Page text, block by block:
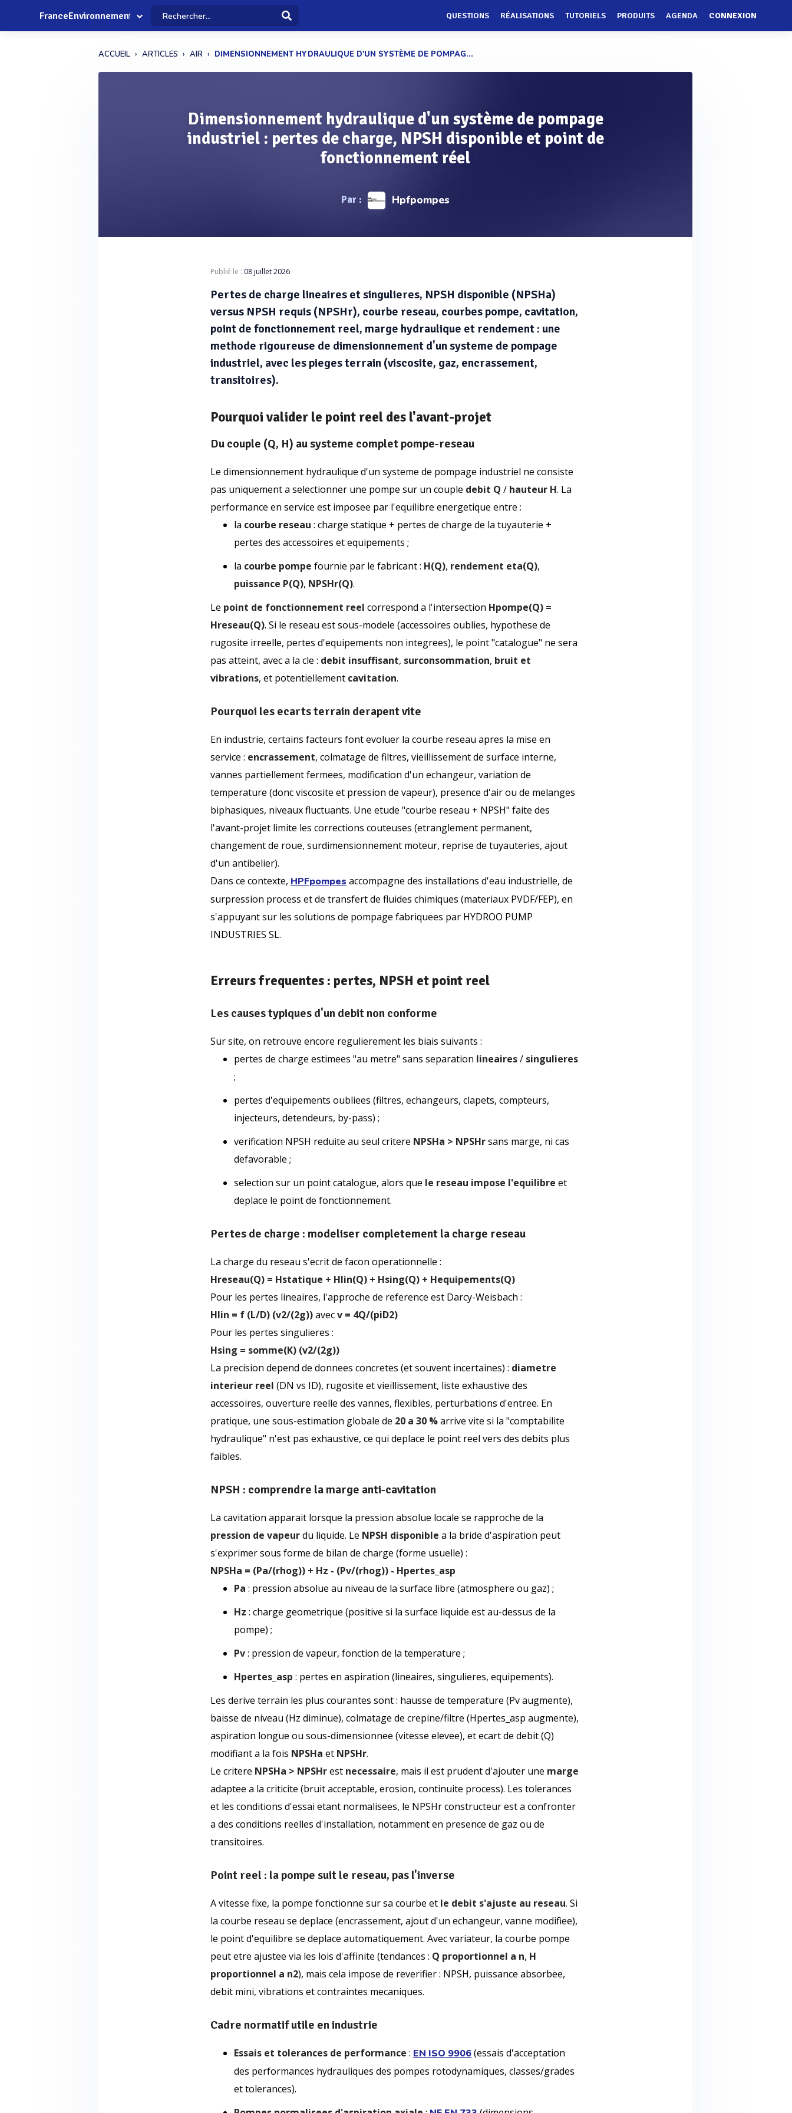
FranceEnvironnement QUESTIONS RÉALISATIONS TUTORIELS PRODUITS AGENDA CONNEXION
ACCUEIL ARTICLES AIR DIMENSIONNEMENT HYDRAULIQUE D'UN SYSTÈME DE POMPAG...
Dimensionnement hydraulique d'un système de pompage
industriel : pertes de charge, NPSH disponible et point de
fonctionnement réel
Par : Hpfpompes
Publié le : 08 juillet 2026
Pertes de charge lineaires et singulieres, NPSH disponible (NPSHa)
versus NPSH requis (NPSHr), courbe reseau, courbes pompe, cavitation,
point de fonctionnement reel, marge hydraulique et rendement : une
methode rigoureuse de dimensionnement d'un systeme de pompage
industriel, avec les pieges terrain (viscosite, gaz, encrassement,
transitoires).
Pourquoi valider le point reel des l'avant-projet
Du couple (Q, H) au systeme complet pompe-reseau
Le dimensionnement hydraulique d'un systeme de pompage industriel ne consiste
pas uniquement a selectionner une pompe sur un couple debit Q / hauteur H. La
performance en service est imposee par l'equilibre energetique entre :
la courbe reseau : charge statique + pertes de charge de la tuyauterie +
pertes des accessoires et equipements ;
la courbe pompe fournie par le fabricant : H(Q), rendement eta(Q),
puissance P(Q), NPSHr(Q).
Le point de fonctionnement reel correspond a l'intersection Hpompe(Q) =
Hreseau(Q). Si le reseau est sous-modele (accessoires oublies, hypothese de
rugosite irreelle, pertes d'equipements non integrees), le point "catalogue" ne sera
pas atteint, avec a la cle : debit insuffisant, surconsommation, bruit et
vibrations, et potentiellement cavitation.
Pourquoi les ecarts terrain derapent vite
En industrie, certains facteurs font evoluer la courbe reseau apres la mise en
service : encrassement, colmatage de filtres, vieillissement de surface interne,
vannes partiellement fermees, modification d'un echangeur, variation de
temperature (donc viscosite et pression de vapeur), presence d'air ou de melanges
biphasiques, niveaux fluctuants. Une etude "courbe reseau + NPSH" faite des
l'avant-projet limite les corrections couteuses (etranglement permanent,
changement de roue, surdimensionnement moteur, reprise de tuyauteries, ajout
d'un antibelier).
Dans ce contexte, HPFpompes accompagne des installations d'eau industrielle, de
surpression process et de transfert de fluides chimiques (materiaux PVDF/FEP), en
s'appuyant sur les solutions de pompage fabriquees par HYDROO PUMP
INDUSTRIES SL.
Erreurs frequentes : pertes, NPSH et point reel
Les causes typiques d'un debit non conforme
Sur site, on retrouve encore regulierement les biais suivants :
pertes de charge estimees "au metre" sans separation lineaires/ singulieres
;
pertes d'equipements oubliees (filtres, echangeurs, clapets, compteurs,
injecteurs, detendeurs, by-pass) ;
verification NPSH reduite au seul critere NPSHa > NPSHrsans marge, ni cas
defavorable ;
selection sur un point catalogue, alors que le reseau impose l'equilibre et
deplace le point de fonctionnement.
Pertes de charge : modeliser completement la charge reseau
La charge du reseau s'ecrit de facon operationnelle :
Hreseau(Q) = Hstatique + Hlin(Q) + Hsing(Q) + Hequipements(Q)
Pour les pertes lineaires, l'approche de reference est Darcy-Weisbach :
Hlin = f (L/D) (v2/(2g))avecv = 4Q/(piD2)
Pour les pertes singulieres :
Hsing = somme(K) (v2/(2g))
La precision depend de donnees concretes (et souvent incertaines) : diametre
interieur reel (DN vs ID), rugosite et vieillissement, liste exhaustive des
accessoires, ouverture reelle des vannes, flexibles, perturbations d'entree. En
pratique, une sous-estimation globale de 20 a 30 %arrive vite si la "comptabilite
hydraulique" n'est pas exhaustive, ce qui deplace le point reel vers des debits plus
faibles.
NPSH : comprendre la marge anti-cavitation
La cavitation apparait lorsque la pression absolue locale se rapproche de la
pression de vapeurdu liquide. Le NPSH disponible a la bride d'aspiration peut
s'exprimer sous forme de bilan de charge (forme usuelle) :
NPSHa = (Pa/(rhog)) + Hz - (Pv/(rhog)) - Hpertes_asp
Pa : pression absolue au niveau de la surface libre (atmosphere ou gaz) ;
Hz : charge geometrique (positive si la surface liquide est au-dessus de la
pompe) ;
Pv: pression de vapeur, fonction de la temperature ;
Hpertes_asp : pertes en aspiration (lineaires, singulieres, equipements).
Les derive terrain les plus courantes sont : hausse de temperature (Pv augmente),
baisse de niveau (Hz diminue), colmatage de crepine/filtre (Hpertes_asp augmente),
aspiration longue ou sous-dimensionnee (vitesse elevee), et ecart de debit (Q)
modifiant a la fois NPSHa et NPSHr.
Le critere NPSHa > NPSHrest necessaire, mais il est prudent d'ajouter une marge
adaptee a la criticite (bruit acceptable, erosion, continuite process). Les tolerances
et les conditions d'essai etant normalisees, le NPSHr constructeur est a confronter
a des conditions reelles d'installation, notamment en presence de gaz ou de
transitoires.
Point reel : la pompe suit le reseau, pas l'inverse
A vitesse fixe, la pompe fonctionne sur sa courbe et le debit s'ajuste au reseau. Si
la courbe reseau se deplace (encrassement, ajout d'un echangeur, vanne modifiee),
le point d'equilibre se deplace automatiquement. Avec variateur, la courbe pompe
peut etre ajustee via les lois d'affinite (tendances : Q proportionnel a n, H
proportionnel a n2), mais cela impose de reverifier : NPSH, puissance absorbee,
debit mini, vibrations et contraintes mecaniques.
Cadre normatif utile en industrie
Essais et tolerances de performance : EN ISO 9906(essais d'acceptation
des performances hydrauliques des pompes rotodynamiques, classes/grades
et tolerances).